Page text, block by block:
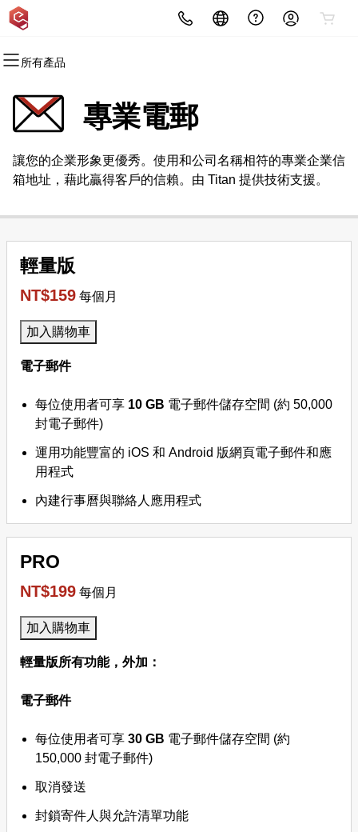
所有產品
所有產品
網域註冊
大量註冊
大量轉移
所有產品
SSL加密憑證
所有產品
Email 行銷
SEO搜尋引擎優化
所有產品
專業電郵
所有產品
網站設計
客戶實績
所有產品
聯絡我們
LINE線上客服
專業電郵
讓您的企業形象更優秀。使用和公司名稱相符的專業企業信
箱地址，藉此贏得客戶的信賴。由 Titan 提供技術支援。
輕量版
NT$159 每個月
加入購物車
電子郵件
每位使用者可享 10 GB 電子郵件儲存空間 (約 50,000
封電子郵件)
運用功能豐富的 iOS 和 Android 版網頁電子郵件和應
用程式
內建行事曆與聯絡人應用程式
PRO
NT$199 每個月
加入購物車
輕量版所有功能，外加：
電子郵件
每位使用者可享30 GB 電子郵件儲存空間 (約
150,000 封電子郵件)
取消發送
封鎖寄件人與允許清單功能